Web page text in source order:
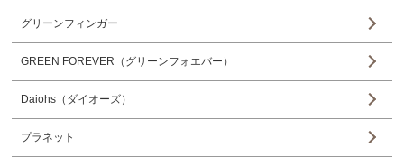
グリーンフィンガー
GREEN FOREVER（グリーンフォエバー）
Daiohs（ダイオーズ）
プラネット